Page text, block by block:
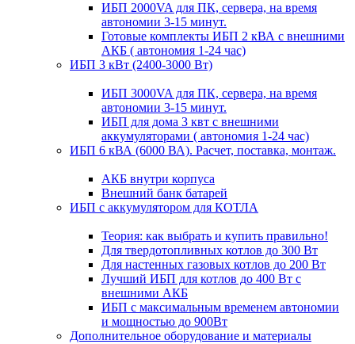
ИБП 2000VA для ПК, сервера, на время
автономии 3-15 минут.
Готовые комплекты ИБП 2 кВА с внешними
АКБ ( автономия 1-24 час)
ИБП 3 кВт (2400-3000 Вт)
ИБП 3000VA для ПК, сервера, на время
автономии 3-15 минут.
ИБП для дома 3 квт с внешними
аккумуляторами ( автономия 1-24 час)
ИБП 6 кВА (6000 ВА). Расчет, поставка, монтаж.
АКБ внутри корпуса
Внешний банк батарей
ИБП с аккумулятором для КОТЛА
Теория: как выбрать и купить правильно!
Для твердотопливных котлов до 300 Вт
Для настенных газовых котлов до 200 Вт
Лучший ИБП для котлов до 400 Вт с
внешними АКБ
ИБП с максимальным временем автономии
и мощностью до 900Вт
Дополнительное оборудование и материалы